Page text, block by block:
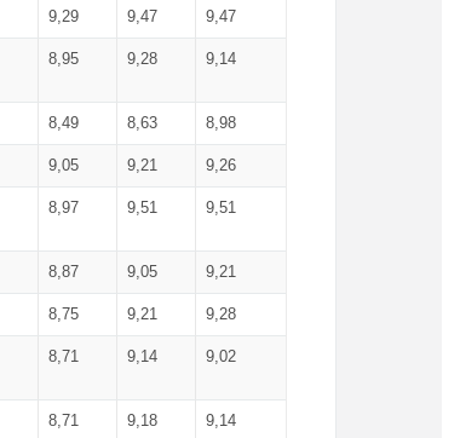
9,29 9,47 9,47
8,95 9,28 9,14
8,49 8,63 8,98
9,05 9,21 9,26
8,97 9,51 9,51
8,87 9,05 9,21
8,75 9,21 9,28
8,71 9,14 9,02
8,71 9,18 9,14